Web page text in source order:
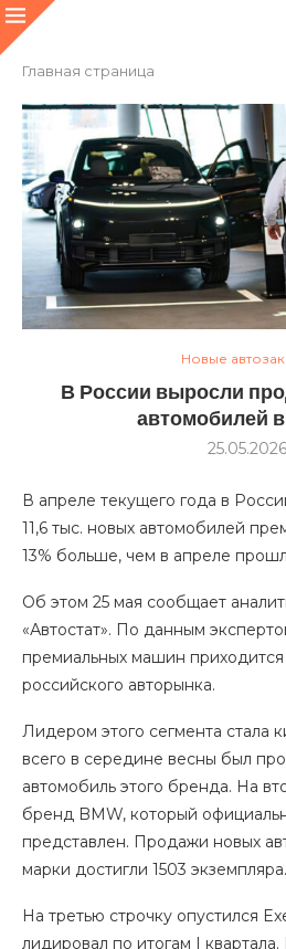
Главная страница
Новые
В России выросли
автомобилей
25.05.2026
В апреле текущего года в
11,6 тыс. новых автомобилей
13% больше, чем в апреле
Об этом 25 мая сообщает
«Автостат». По данным
премиальных машин приходится
российского авторынка.
Лидером этого сегмента стала
всего в середине весны был
автомобиль этого бренда. На
бренд BMW, который
представлен. Продажи новых
марки достигли 1503 экземпляра.
На третью строчку опустился
лидировал по итогам I квартала.